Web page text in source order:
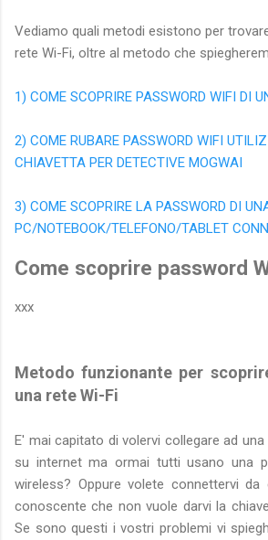
Vediamo quali metodi esistono per
rete Wi-Fi, oltre al metodo che
1) COME SCOPRIRE PASSWORD WIFI DI
2) COME RUBARE PASSWORD WIFI
CHIAVETTA PER DETECTIVE MOGWAI
3) COME SCOPRIRE LA PASSWORD DI
PC/NOTEBOOK/TELEFONO/TABLET
Come scoprire password
xxx
Metodo funzionante per
una rete Wi-Fi
E' mai capitato di volervi collegare ad
su internet ma ormai tutti usano una
wireless? Oppure volete connettervi
conoscente che non vuole darvi la
Se sono questi i vostri problemi vi